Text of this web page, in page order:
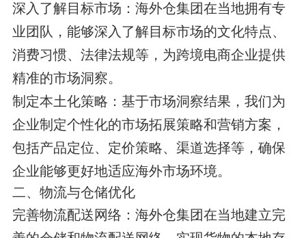
深入了解目标市场 ‌：海外仓集团在当地拥有专
业团队，能够深入了解目标市场的文化特点、
消费习惯、法律法规等，为跨境电商企业提供
精准的市场洞察。
制定本土化策略 ‌：基于市场洞察结果，我们为
企业制定个性化的市场拓展策略和营销方案，
包括产品定位、定价策略、渠道选择等，确保
企业能够更好地适应海外市场环境。
二、物流与仓储优化
完善物流配送网络 ‌：海外仓集团在当地建立完